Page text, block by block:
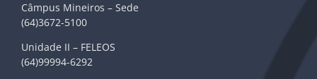
Câmpus Mineiros – Sede
(64)3672-5100
Unidade II – FELEOS
(64)99994-6292